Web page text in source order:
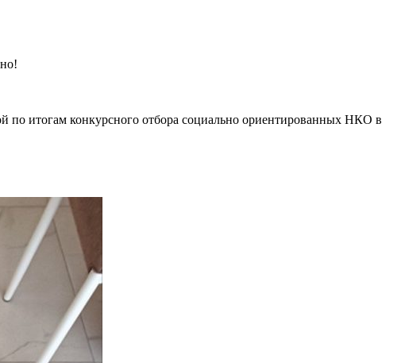
по итогам конкурсного отбора социально ориентированных НКО в